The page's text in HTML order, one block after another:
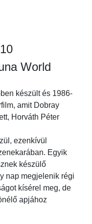
World
készült és 1986-
amit Dobray
Horváth Péter
ezenkívül
Egyik
készülő
nap megjelenik régi
kísérel meg, de
apjához